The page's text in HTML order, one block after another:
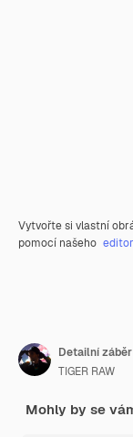
Vytvořte si vlastní
pomocí našeho
Detailní
TIGER RAW
Mohly by se